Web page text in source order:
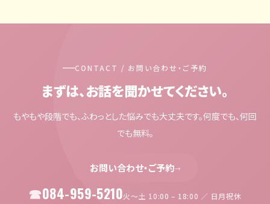
CONTACT / お問い合わせ・ご予約
まずは、お話を聞かせてください。
もやもや段階でも、ふわっとした悩みでも大丈夫です。何度でも、何回
でも無料。
お問い合わせ・ご予約→
084-959-5210火〜土 10:00 – 18:00 ／ 日月祝休